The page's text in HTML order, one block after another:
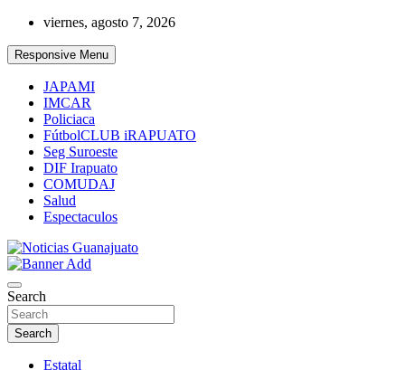
Skip
content
viernes, agosto 7, 2026
Responsive Menu
JAPAMI
IMCAR
Policiaca
FútbolCLUB iRAPUATO
Seg Suroeste
DIF Irapuato
COMUDAJ
Salud
Espectaculos
Noticias Guanajuato
Search
Search
Estatal